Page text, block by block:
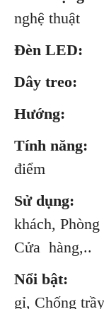
nghệ thuật
Đèn LED:
Dây treo:
Hướng:
Tính năng:
điểm
Sử dụng:
khách,
Cửa hàng,..
Nổi bật:
gỉ, Chống